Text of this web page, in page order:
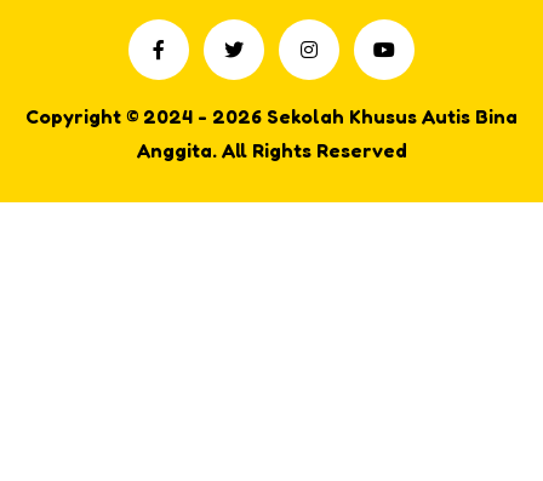
Copyright © 2024 - 2026 Sekolah Khusus Autis Bina
Anggita. All Rights Reserved